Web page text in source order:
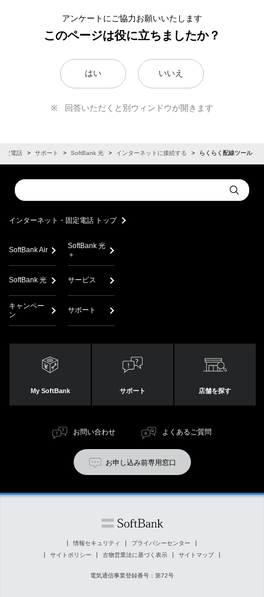
アンケートにご協力お願いいたします
このページは役に立ちましたか？
はい いいえ
回答いただくと別ウィンドウが開きます
定電話 サポート SoftBank 光 インターネットに接続する らくらく配線ツール
Conduct
a
Submit
インターネット・固定電話 トップ
SoftBank Air
SoftBank 光
＋
SoftBank 光 サービス
キャンペー
ン
サポート
My SoftBank サポート 店舗を探す
お問い合わせ よくあるご質問
お申し込み前専用窓口
情報セキュリティ
プライバシーセンター
サイトポリシー
古物営業法に基づく表示 サイトマップ
電気通信事業登録番号：第72号